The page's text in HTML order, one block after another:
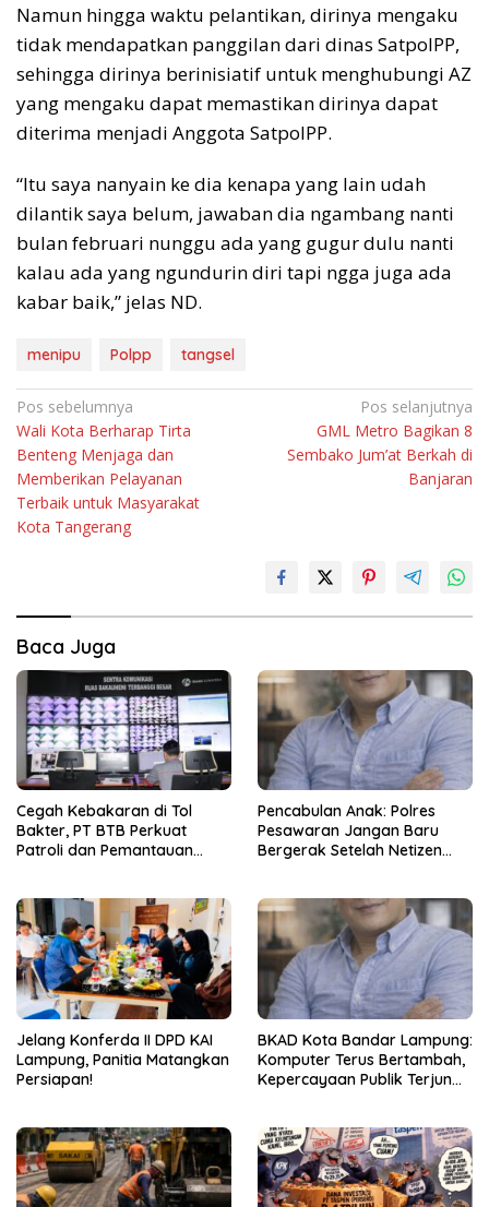
Namun hingga waktu pelantikan, dirinya mengaku
tidak mendapatkan panggilan dari dinas SatpolPP,
sehingga dirinya berinisiatif untuk menghubungi AZ
yang mengaku dapat memastikan dirinya dapat
diterima menjadi Anggota SatpolPP.
“Itu saya nanyain ke dia kenapa yang lain udah
dilantik saya belum, jawaban dia ngambang nanti
bulan februari nunggu ada yang gugur dulu nanti
kalau ada yang ngundurin diri tapi ngga juga ada
kabar baik,” jelas ND.
menipu Polpp tangsel
Navigasi
pos
Pos sebelumnya
Wali Kota Berharap Tirta
Benteng Menjaga dan
Memberikan Pelayanan
Terbaik untuk Masyarakat
Kota Tangerang
Pos selanjutnya
GML Metro Bagikan 8
Sembako Jum’at Berkah di
Banjaran
Baca Juga
Cegah Kebakaran di Tol
Bakter, PT BTB Perkuat
Patroli dan Pemantauan
Pencabulan Anak: Polres
Pesawaran Jangan Baru
Bergerak Setelah Netizen
Jelang Konferda II DPD KAI
Lampung, Panitia Matangkan
Persiapan!
BKAD Kota Bandar Lampung:
Komputer Terus Bertambah,
Kepercayaan Publik Terjun